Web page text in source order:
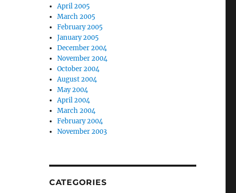
April 2005
March 2005
February 2005
January 2005
December 2004
November 2004
October 2004
August 2004
May 2004
April 2004
March 2004
February 2004
November 2003
CATEGORIES